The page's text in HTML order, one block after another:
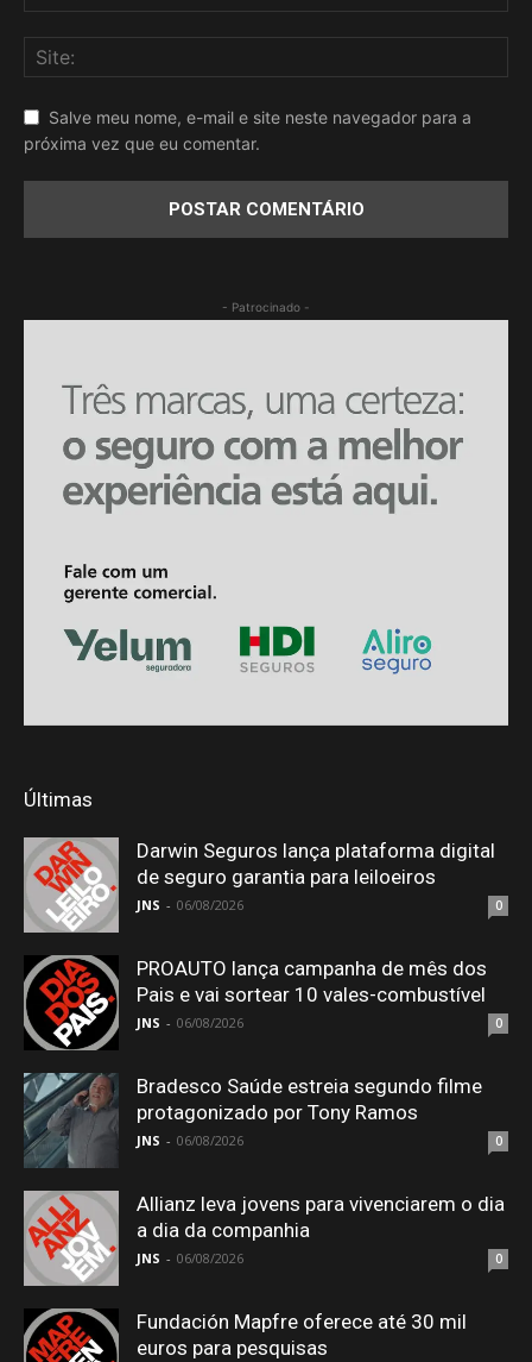
Salve meu nome, e-mail e site neste navegador para a
próxima vez que eu comentar.
- Patrocinado -
Últimas
Darwin Seguros lança plataforma digital
de seguro garantia para leiloeiros
JNS - 06/08/2026 0
PROAUTO lança campanha de mês dos
Pais e vai sortear 10 vales-combustível
JNS - 06/08/2026 0
Bradesco Saúde estreia segundo filme
protagonizado por Tony Ramos
JNS - 06/08/2026 0
Allianz leva jovens para vivenciarem o dia
a dia da companhia
JNS - 06/08/2026 0
Fundación Mapfre oferece até 30 mil
euros para pesquisas